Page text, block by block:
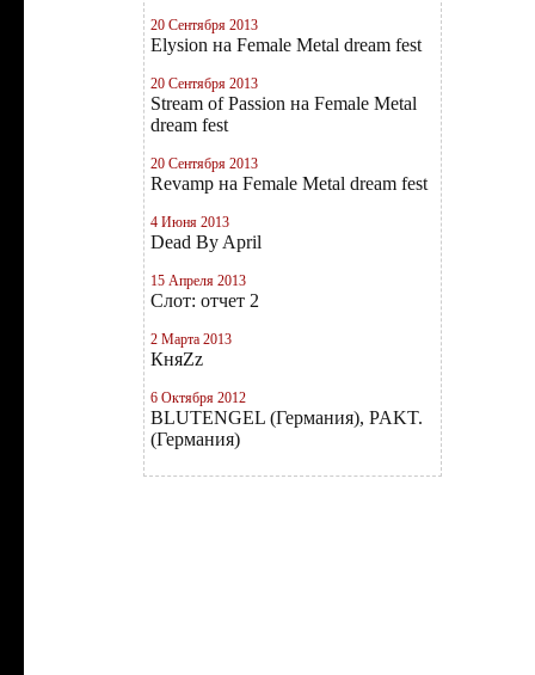
20 Сентября 2013
Elysion на Female Metal dream fest
20 Сентября 2013
Stream of Passion на Female Metal
dream fest
20 Сентября 2013
Revamp на Female Metal dream fest
4 Июня 2013
Dead By April
15 Апреля 2013
Слот: отчет 2
2 Марта 2013
КняZz
6 Октября 2012
BLUTENGEL (Германия), PAKT.
(Германия)